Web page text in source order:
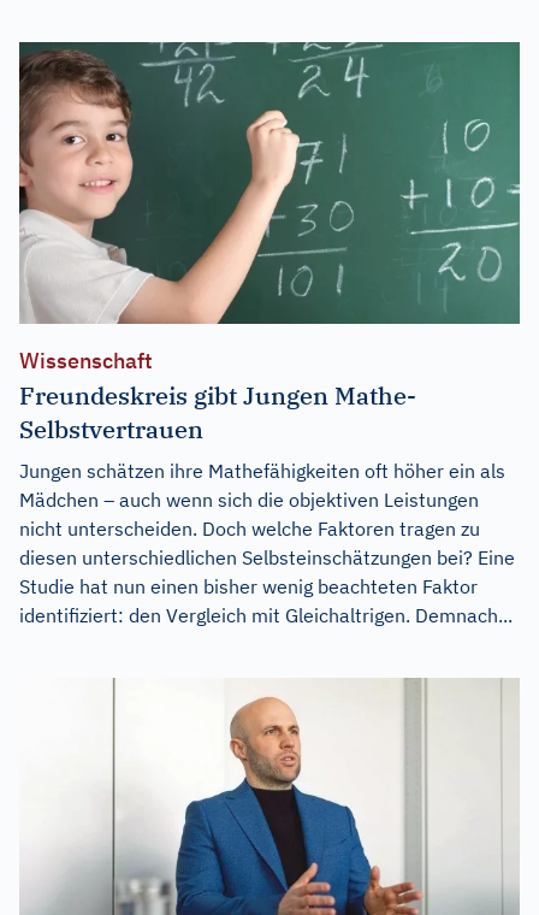
Wissenschaft
Freundeskreis gibt Jungen Mathe-
Selbstvertrauen
Jungen schätzen ihre Mathefähigkeiten oft höher ein als
Mädchen – auch wenn sich die objektiven Leistungen
nicht unterscheiden. Doch welche Faktoren tragen zu
diesen unterschiedlichen Selbsteinschätzungen bei? Eine
Studie hat nun einen bisher wenig beachteten Faktor
identifiziert: den Vergleich mit Gleichaltrigen. Demnach...